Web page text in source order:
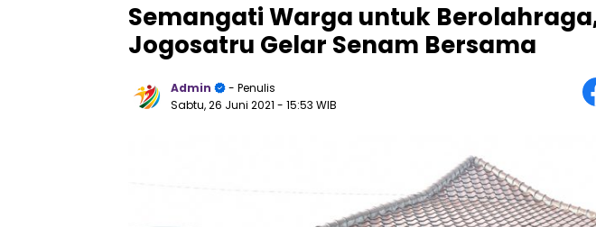
Semangati Warga untuk Berolahraga,
Jogosatru Gelar Senam Bersama
Admin
- Penulis
Sabtu, 26 Juni 2021 - 15:53 WIB